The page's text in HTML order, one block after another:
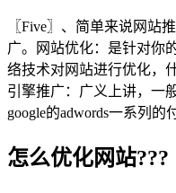
〖Five〗、简单来说网站
广。网站优化：是针对你
络技术对网站进行优化，
引擎推广：广义上讲，一
google的adwords一系列的
怎么优化网站???